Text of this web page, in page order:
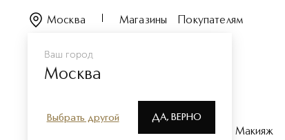
Ваш город
Москва
Выбрать другой ДА, ВЕРНО
Москва Магазины Покупателям
Парфюмерия Макияж